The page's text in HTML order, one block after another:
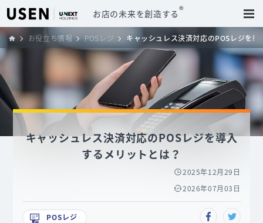
お店の未来を創造する®
お役立ち情報 POSレジ キャッシュレス決済対応のPOSレジを
キャッシュレス決済対応のPOSレジを導入
するメリットとは？
2025年12月29日
2026年07月03日
POSレジ